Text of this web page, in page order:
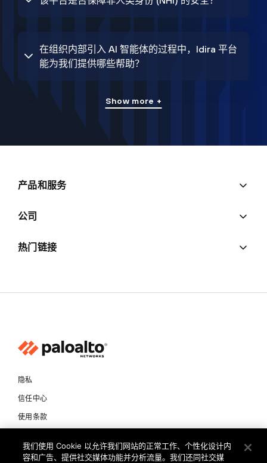
在组织内部引入 AI 智能体的过程中，Idira 平台
能为我们提供哪些帮助？
Show more +
产品和服务
公司
热门链接
隐私
信任中心
使用条款
我们使用 Cookie 以允许我们网站的正常工作、个性化设计内
容和广告、提供社交媒体功能并分析流量。我们还同社交媒